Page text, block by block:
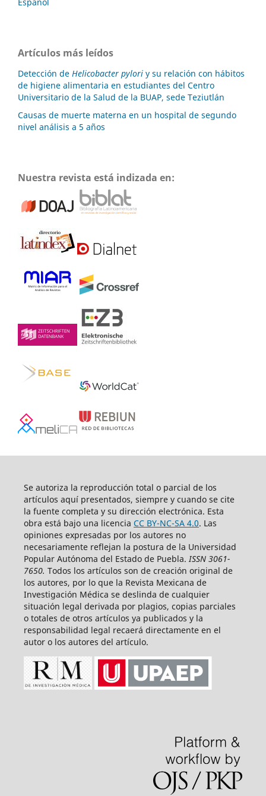
Español
Artículos más leídos
Detección de Helicobacter pylori y su relación con hábitos
de higiene alimentaria en estudiantes del Centro
Universitario de la Salud de la BUAP, sede Teziutlán
Causas de muerte materna en un hospital de segundo
nivel análisis a 5 años
Nuestra revista está indizada en:
Se autoriza la reproducción total o parcial de los
artículos aquí­ presentados, siempre y cuando se cite
la fuente completa y su dirección electrónica. Esta
obra está bajo una licencia CC BY-NC-SA 4.0. Las
opiniones expresadas por los autores no
necesariamente reflejan la postura de la Universidad
Popular Autónoma del Estado de Puebla.ISSN 3061-
7650. Todos los artículos son de creación original de
los autores, por lo que la Revista Mexicana de
Investigación Médica se deslinda de cualquier
situación legal derivada por plagios, copias parciales
o totales de otros artículos ya publicados y la
responsabilidad legal recaerá directamente en el
autor o los autores del artículo.